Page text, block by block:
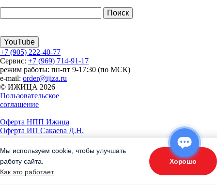
YouTube
+7 (905) 222-40-77
Сервис: +7 (969) 714-91-17
режим работы: пн-пт 9-17:30 (по МСК)
e-mail: order@ijiza.ru
© ИЖИЦА 2026
Пользовательское
соглашение
Оферта НПП Ижица
Оферта ИП Сакаева Д.Н.
* представленная на сайте информация носит исключительно
информационный характер и ни при каких условиях не является
Мы используем cookie, чтобы улучшать
работу сайта.
Как это работает
Хорошо
«Подберите оборудование»